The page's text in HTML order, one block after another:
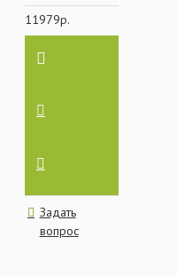
11979р.
Задать
вопрос